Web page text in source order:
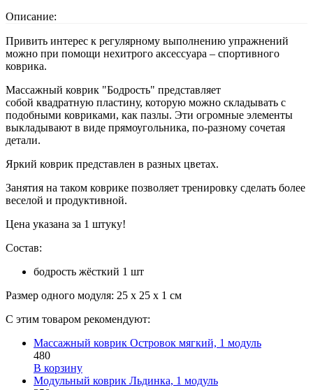
Описание:
Привить интерес к регулярному выполнению упражнений
можно при помощи нехитрого аксессуара – спортивного
коврика.
Массажный коврик "Бодрость" представляет
собой квадратную пластину, которую можно складывать с
подобными ковриками, как пазлы. Эти огромные элементы
выкладывают в виде прямоугольника, по-разному сочетая
детали.
Яркий коврик представлен в разных цветах.
Занятия на таком коврике позволяет тренировку сделать более
веселой и продуктивной.
Цена указана за 1 штуку!
Состав:
бодрость жёсткий 1 шт
Размер одного модуля: 25 х 25 х 1 см
С этим товаром рекомендуют:
Массажный коврик Островок мягкий, 1 модуль
480
В корзину
Модульный коврик Льдинка, 1 модуль